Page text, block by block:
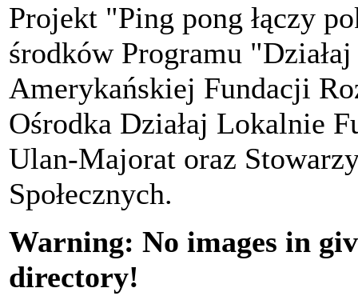
Projekt "Ping pong łączy
środków Programu
Amerykańskiej Fundacji
Ośrodka Działaj Lokalnie
Ulan-Majorat oraz
Społecznych.
Warning: No images in
directory!